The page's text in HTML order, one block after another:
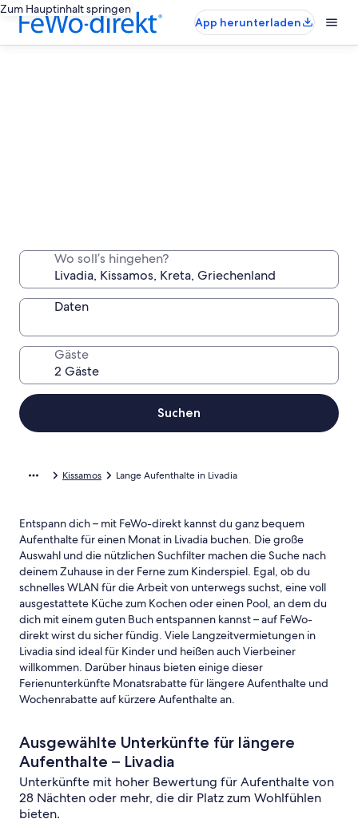
Zum Hauptinhalt springen
App herunterladen
Aufenthalte
Bleib eine Woche, einen Monat oder länger in einer
komfortablen Unterkunft, die du ganz für dich allein
hast.
Wo soll’s hingehen?
Daten
Gäste
Suchen
Kissamos Lange Aufenthalte in Livadia
Entspann dich – mit FeWo-direkt kannst du ganz bequem
Aufenthalte für einen Monat in Livadia buchen. Die große
Auswahl und die nützlichen Suchfilter machen die Suche nach
deinem Zuhause in der Ferne zum Kinderspiel. Egal, ob du
schnelles WLAN für die Arbeit von unterwegs suchst, eine voll
ausgestattete Küche zum Kochen oder einen Pool, an dem du
dich mit einem guten Buch entspannen kannst – auf FeWo-
direkt wirst du sicher fündig. Viele Langzeitvermietungen in
Livadia sind ideal für Kinder und heißen auch Vierbeiner
willkommen. Darüber hinaus bieten einige dieser
Ferienunterkünfte Monatsrabatte für längere Aufenthalte und
Wochenrabatte auf kürzere Aufenthalte an.
Ausgewählte Unterkünfte für längere
Aufenthalte – Livadia
Unterkünfte mit hoher Bewertung für Aufenthalte von
28 Nächten oder mehr, die dir Platz zum Wohlfühlen
bieten.